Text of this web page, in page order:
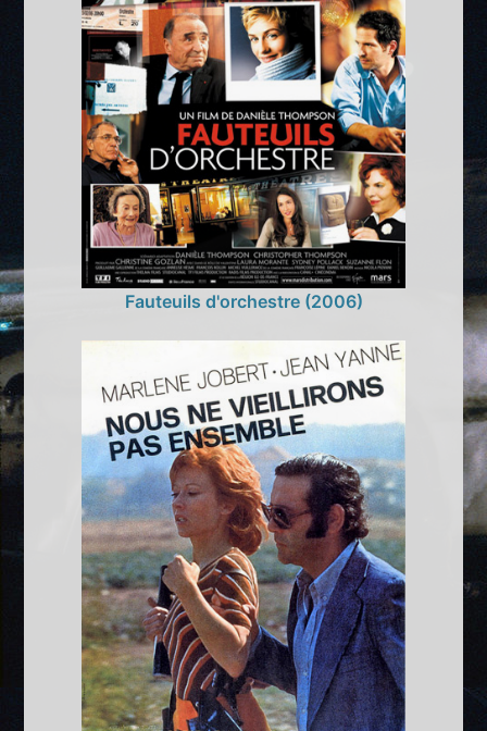
Fauteuils d'orchestre (2006)